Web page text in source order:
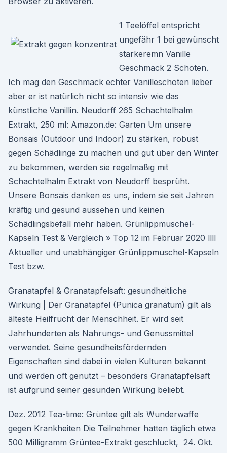
1 Teelöffel entspricht
ungefähr 1 bei gewünscht
stärkeremn Vanille
Geschmack 2 Schoten.
Ich mag den Geschmack echter Vanilleschoten lieber
aber er ist natürlich nicht so intensiv wie das
künstliche Vanillin. Neudorff 265 Schachtelhalm
Extrakt, 250 ml: Amazon.de: Garten Um unsere
Bonsais (Outdoor und Indoor) zu stärken, robust
gegen Schädlinge zu machen und gut über den Winter
zu bekommen, werden sie regelmäßig mit
Schachtelhalm Extrakt von Neudorff besprüht.
Unsere Bonsais danken es uns, indem sie seit Jahren
kräftig und gesund aussehen und keinen
Schädlingsbefall mehr haben. Grünlippmuschel-
Kapseln Test & Vergleich » Top 12 im Februar 2020 llll
Aktueller und unabhängiger Grünlippmuschel-Kapseln
Test bzw.
Granatapfel & Granatapfelsaft: gesundheitliche
Wirkung | Der Granatapfel (Punica granatum) gilt als
älteste Heilfrucht der Menschheit. Er wird seit
Jahrhunderten als Nahrungs- und Genussmittel
verwendet. Seine gesundheitsfördernden
Eigenschaften sind dabei in vielen Kulturen bekannt
und werden oft genutzt – besonders Granatapfelsaft
ist aufgrund seiner gesunden Wirkung beliebt.
Dez. 2012 Tea-time: Grüntee gilt als Wunderwaffe
gegen Krankheiten Die Teilnehmer hatten täglich etwa
500 Milligramm Grüntee-Extrakt geschluckt, 24. Okt.